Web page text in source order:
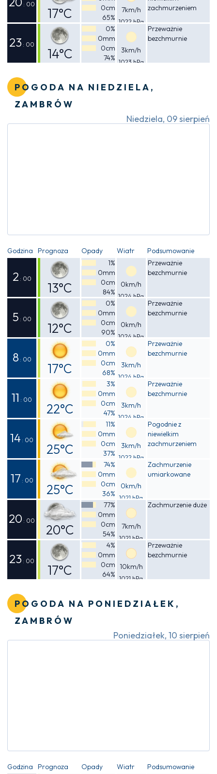
: 00
17°C
Odczuwalna
16°C
0cm
65%
7km/h
1022 hPa
zachmurzeniem
23 : 00
14°C
0%
0mm
0cm
74%
3km/h
1023 hPa
Przeważnie
bezchmurnie
POGODA NA NIEDZIELA,
ZAMBRÓW
Niedziela, 09 sierpień
Godzina Prognoza Opady Wiatr Podsumowanie
2 : 00
13°C
Odczuwalna
13°C
1%
0mm
0cm
84%
0km/h
1024 hPa
Przeważnie
bezchmurnie
5 : 00
12°C
Odczuwalna
12°C
0%
0mm
0cm
90%
0km/h
1024 hPa
Przeważnie
bezchmurnie
8 : 00
17°C
Odczuwalna
17°C
0%
0mm
0cm
68%
3km/h
1024 hPa
Przeważnie
bezchmurnie
11 : 00
22°C
Odczuwalna
22°C
3%
0mm
0cm
47%
3km/h
1024 hPa
Przeważnie
bezchmurnie
14 : 00
25°C
Odczuwalna
25°C
11%
0mm
0cm
37%
3km/h
1022 hPa
Pogodnie z
niewielkim
zachmurzeniem
17 : 00
25°C
Odczuwalna
25°C
74%
0mm
0cm
36%
0km/h
1021 hPa
Zachmurzenie
umiarkowane
20 : 00
20°C
Odczuwalna
19°C
77%
0mm
0cm
54%
7km/h
1021 hPa
Zachmurzenie duże
23 : 00
17°C
4%
0mm
0cm
64%
10km/h
1021 hPa
Przeważnie
bezchmurnie
POGODA NA PONIEDZIAŁEK,
ZAMBRÓW
Poniedziałek, 10 sierpień
Godzina Prognoza Opady Wiatr Podsumowanie